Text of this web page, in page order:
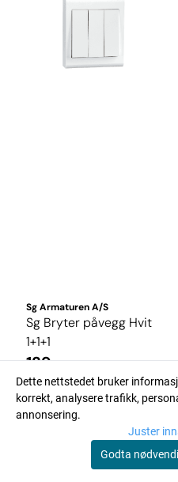
Sg Armaturen A/S
Sg Bryter påvegg Hvit
1+1+1
139,-
På lager
Dette nettstedet bruker
korrekt, analysere trafikk,
annonsering.
Juster
Godta